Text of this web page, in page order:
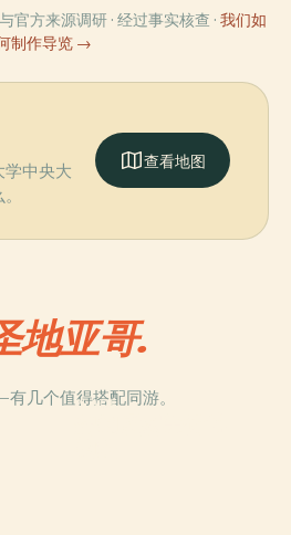
方来源调研 · 经过事实核查 · 我们如
制作导览 →
中央大
查看地图
地亚哥.
几个值得搭配同游。
PLACE
PLACE